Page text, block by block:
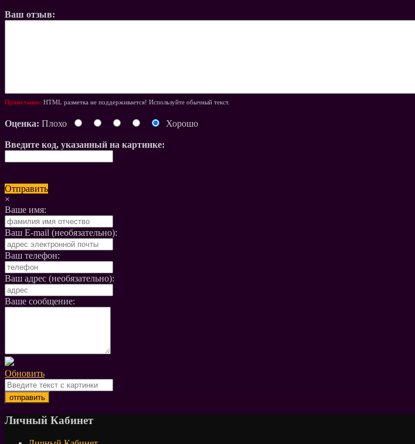
Ваш отзыв:
Примечание: HTML разметка не поддерживается! Используйте обычный текст.
Оценка: Плохо Хорошо
Введите код, указанный на картинке:
Отправить
×
Ваше имя:
Ваш E-mail (необязательно):
Ваш телефон:
Ваш адрес (необязательно):
Ваше сообщение:
Обновить
Личный Кабинет